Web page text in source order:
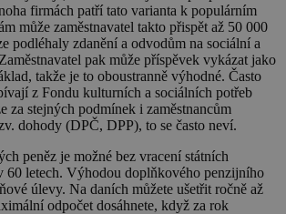
firmách patří tato varianta k populárním
může zaměstnavatel takto přispět až 50 000
podléhaly zdanění a odvodům na sociální a
pak může příspěvek vykázat jako
takže je to oboustranně výhodné. Často
z Fondu kulturních a sociálních potřeb
za stejných podmínek i zaměstnancům
dohody (DPČ, DPP), to se často neví.
peněz je možné bez vracení státních
60 letech. Výhodou doplňkového penzijního
úlevy. Na daních můžete ušetřit ročně až
odpočet dosáhnete, když za rok